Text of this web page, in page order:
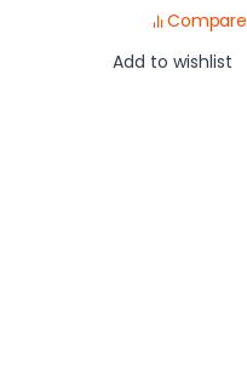
Compare
Add to wishlist